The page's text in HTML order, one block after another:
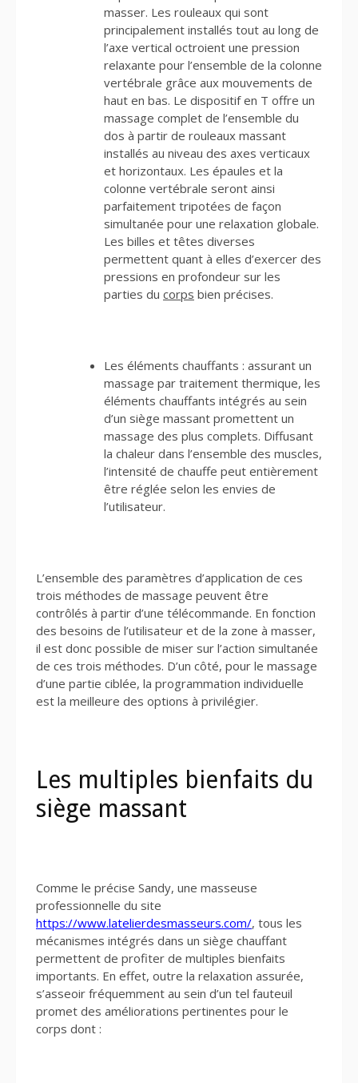
masser. Les rouleaux qui sont
principalement installés tout au long de
l’axe vertical octroient une pression
relaxante pour l’ensemble de la colonne
vertébrale grâce aux mouvements de
haut en bas. Le dispositif en T offre un
massage complet de l’ensemble du
dos à partir de rouleaux massant
installés au niveau des axes verticaux
et horizontaux. Les épaules et la
colonne vertébrale seront ainsi
parfaitement tripotées de façon
simultanée pour une relaxation globale.
Les billes et têtes diverses
permettent quant à elles d’exercer des
pressions en profondeur sur les
parties du corps bien précises.
Les éléments chauffants : assurant un
massage par traitement thermique, les
éléments chauffants intégrés au sein
d’un siège massant promettent un
massage des plus complets. Diffusant
la chaleur dans l’ensemble des muscles,
l’intensité de chauffe peut entièrement
être réglée selon les envies de
l’utilisateur.
L’ensemble des paramètres d’application de ces
trois méthodes de massage peuvent être
contrôlés à partir d’une télécommande. En fonction
des besoins de l’utilisateur et de la zone à masser,
il est donc possible de miser sur l’action simultanée
de ces trois méthodes. D’un côté, pour le massage
d’une partie ciblée, la programmation individuelle
est la meilleure des options à privilégier.
Les multiples bienfaits du
siège massant
Comme le précise Sandy, une masseuse
professionnelle du site
https://www.latelierdesmasseurs.com/, tous les
mécanismes intégrés dans un siège chauffant
permettent de profiter de multiples bienfaits
importants. En effet, outre la relaxation assurée,
s’asseoir fréquemment au sein d’un tel fauteuil
promet des améliorations pertinentes pour le
corps dont :